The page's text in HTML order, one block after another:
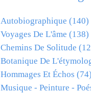
Autobiographique (140)
Voyages De L'âme (138)
Chemins De Solitude
Botanique De
Hommages Et Échos (74)
Musique - Peinture -